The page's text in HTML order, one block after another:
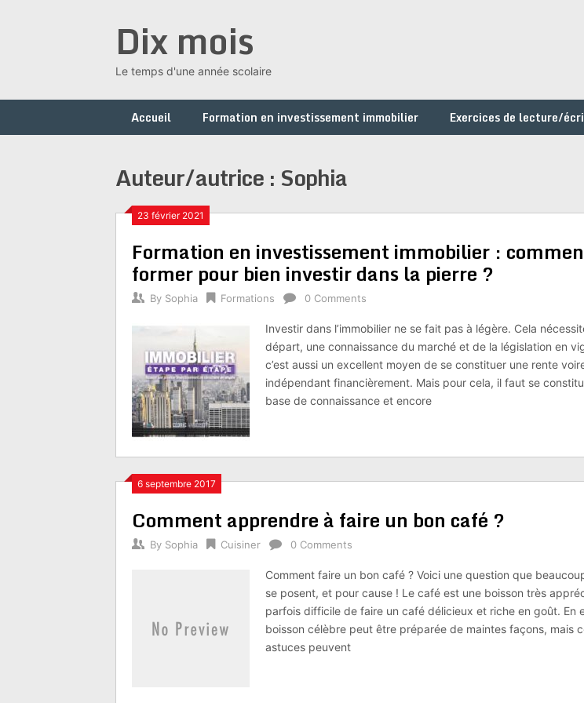
Dix mois
Le temps d'une année scolaire
Accueil Formation en investissement immobilier Exercices de lecture/
Auteur/autrice : Sophia
23 février 2021
Formation en investissement immobilier :
former pour bien investir dans la pierre ?
By Sophia Formations 0 Comments
Investir dans l’immobilier ne se fait pas à légère. Cela
départ, une connaissance du marché et de la législation en
c’est aussi un excellent moyen de se constituer une rente
indépendant financièrement. Mais pour cela, il faut se
base de connaissance et encore
6 septembre 2017
Comment apprendre à faire un bon café ?
By Sophia Cuisiner 0 Comments
Comment faire un bon café ? Voici une question que
se posent, et pour cause ! Le café est une boisson très
parfois difficile de faire un café délicieux et riche en goût. En
boisson célèbre peut être préparée de maintes façons, mais
astuces peuvent